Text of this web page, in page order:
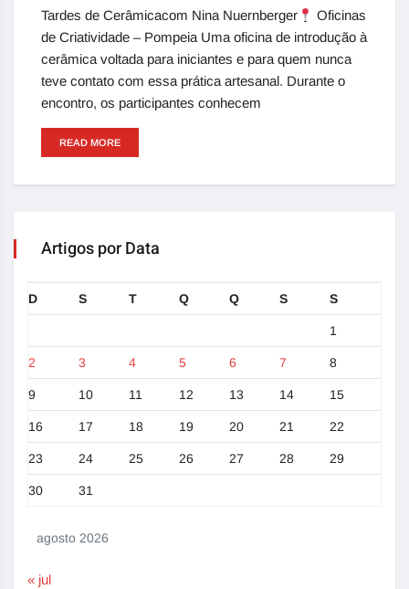
Tardes de Cerâmicacom Nina Nuernberger
Oficinas
de Criatividade – Pompeia Uma oficina de introdução à
cerâmica voltada para iniciantes e para quem nunca
teve contato com essa prática artesanal. Durante o
encontro, os participantes conhecem
READ MORE
Artigos por Data
agosto 2026
D S T Q Q S S
1
2 3 4 5 6 7 8
9 10 11 12 13 14 15
16 17 18 19 20 21 22
23 24 25 26 27 28 29
30 31
« jul